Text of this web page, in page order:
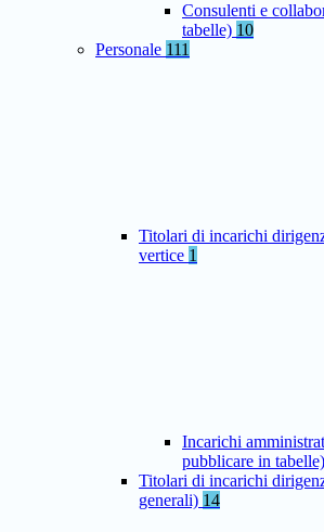
Consulenti e
tabelle) 10
Personale 111
Titolari di incarichi
vertice 1
Incarichi
pubblicare in tabelle)
Titolari di incarichi
generali) 14